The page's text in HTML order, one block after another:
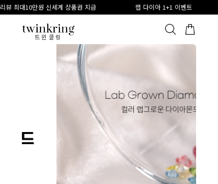
신세계 상품권 지급 랩 다이아 1+1 이벤트
트윈클링
ALL 베스트 안쪽막음 웨딩/다이아 가드링/반지